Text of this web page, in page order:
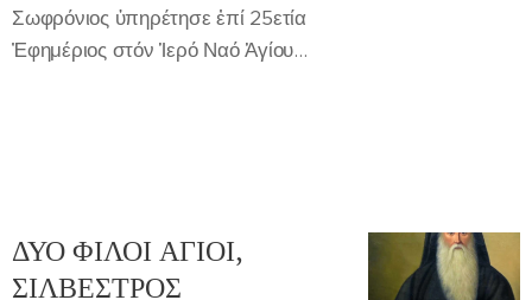
Σωφρόνιος ὑπηρέτησε ἐπί 25ετία
Ἐφημέριος στόν Ἱερό Ναό Ἁγίου...
ΔΥΟ ΦΙΛΟΙ ΑΓΙΟΙ,
ΣΙΛΒΕΣΤΡΟΣ